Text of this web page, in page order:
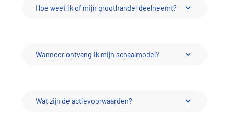
Hoe weet ik of mijn groothandel deelneemt?
Wanneer ontvang ik mijn schaalmodel?
Wat zijn de actievoorwaarden?